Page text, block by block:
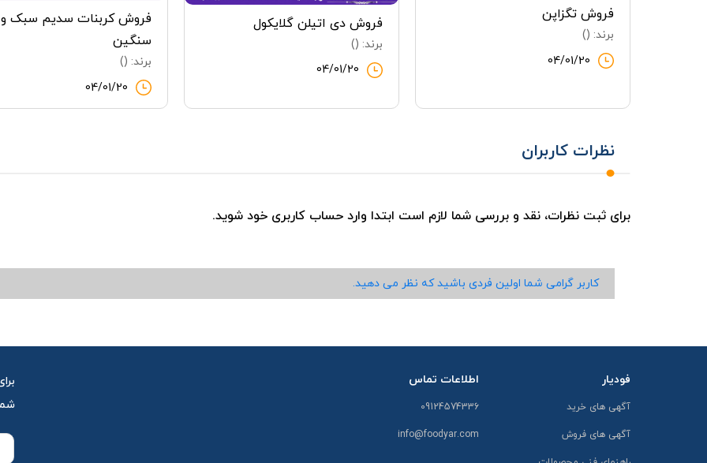
فروش تگزاپن
برند: ()
04/01/20
فروش دی اتیلن گلایکول
برند: ()
04/01/20
فروش کربنات سدیم سبک و
سنگین
برند: ()
04/01/20
نظرات کاربران
برای ثبت نظرات، نقد و بررسی شما لازم است ابتدا وارد حساب کاربری خود شوید.
کاربر گرامی شما اولین فردی باشید که نظر می دهید.
فودیار
آگهی های خرید
آگهی های فروش
اطلاعات تماس
09124574336
info@foodyar.com